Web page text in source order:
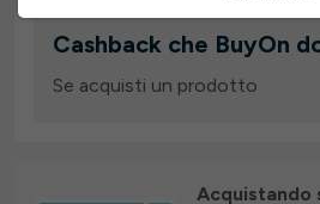
Cashback che BuyOn
Se acquisti un prodotto
Acquistando